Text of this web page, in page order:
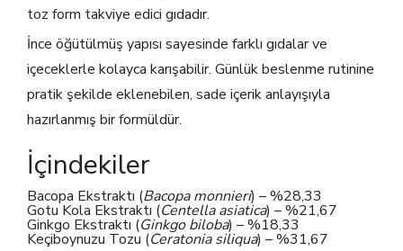
toz form takviye edici gıdadır.
İnce öğütülmüş yapısı sayesinde farklı gıdalar ve
içeceklerle kolayca karışabilir. Günlük beslenme rutinine
pratik şekilde eklenebilen, sade içerik anlayışıyla
hazırlanmış bir formüldür.
İçindekiler
Bacopa Ekstraktı (Bacopa monnieri) – %28,33
Gotu Kola Ekstraktı (Centella asiatica) – %21,67
Ginkgo Ekstraktı (Ginkgo biloba) – %18,33
Keçiboynuzu Tozu (Ceratonia siliqua) – %31,67